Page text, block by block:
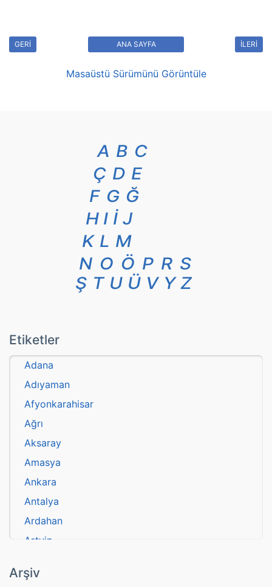
GERİ İLERİ
ANA SAYFA
Masaüstü Sürümünü Görüntüle
A B C
Ç D E
F G Ğ
H I İ J
K L M
N O Ö P R S
Ş T U Ü V Y Z
Etiketler
Adana
Adıyaman
Afyonkarahisar
Ağrı
Aksaray
Amasya
Ankara
Antalya
Ardahan
Artvin
Aydın
Arşiv